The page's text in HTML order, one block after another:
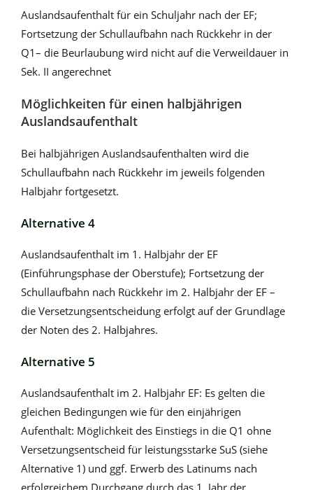
Auslandsaufenthalt für ein Schuljahr nach der EF;
Fortsetzung der Schullaufbahn nach Rückkehr in der
Q1– die Beurlaubung wird nicht auf die Verweildauer in
Sek. II angerechnet
Möglichkeiten für einen halbjährigen
Auslandsaufenthalt
Bei halbjährigen Auslandsaufenthalten wird die
Schullaufbahn nach Rückkehr im jeweils folgenden
Halbjahr fortgesetzt.
Alternative 4
Auslandsaufenthalt im 1. Halbjahr der EF
(Einführungsphase der Oberstufe); Fortsetzung der
Schullaufbahn nach Rückkehr im 2. Halbjahr der EF –
die Versetzungsentscheidung erfolgt auf der Grundlage
der Noten des 2. Halbjahres.
Alternative 5
Auslandsaufenthalt im 2. Halbjahr EF: Es gelten die
gleichen Bedingungen wie für den einjährigen
Aufenthalt: Möglichkeit des Einstiegs in die Q1 ohne
Versetzungsentscheid für leistungsstarke SuS (siehe
Alternative 1) und ggf. Erwerb des Latinums nach